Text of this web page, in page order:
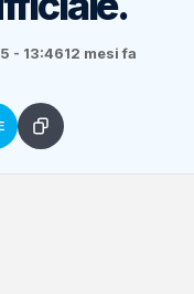
- 13:4612 mesi fa